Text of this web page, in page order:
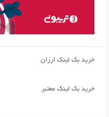
خرید بک لینک ارزان
خرید بک لینک معتبر